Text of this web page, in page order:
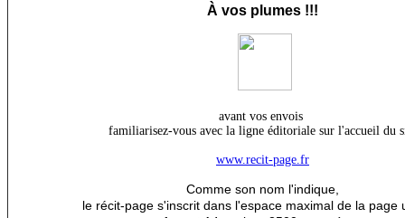
À vos plumes !!!
avant vos envois
familiarisez-vous avec la ligne éditoriale sur l'accueil du
www.recit-page.fr
Comme son nom l'indique,
le récit-page s'inscrit dans l'espace maximal de la page